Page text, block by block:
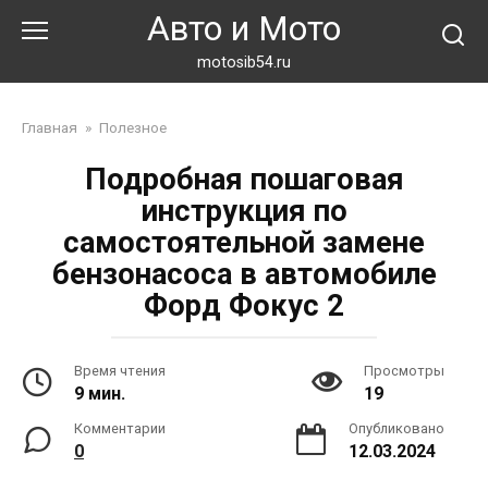
Авто и Мото
motosib54.ru
Главная » Полезное
Подробная пошаговая
инструкция по
самостоятельной замене
бензонасоса в автомобиле
Форд Фокус 2
Время чтения
9 мин.
Просмотры
19
Комментарии
0
Опубликовано
12.03.2024